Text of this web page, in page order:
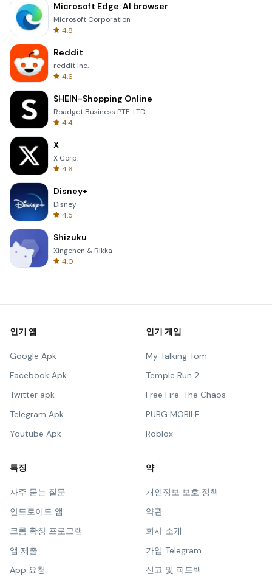
Microsoft Edge: AI browser
Microsoft Corporation
4.8
Reddit
reddit Inc.
4.6
SHEIN-Shopping Online
Roadget Business PTE. LTD.
4.4
X
X Corp.
4.6
Disney+
Disney
4.5
Shizuku
Xingchen & Rikka
4.0
인기 앱
Google Apk
Facebook Apk
Twitter apk
Telegram Apk
Youtube Apk
인기 게임
My Talking Tom
Temple Run 2
Free Fire: The Chaos
PUBG MOBILE
Roblox
특징
자주 묻는 질문
안드로이드 앱
크롬 확장 프로그램
앱 제출
App 요청
약
개인정보 보호 정책
약관
회사 소개
가입 Telegram
신고 및 피드백